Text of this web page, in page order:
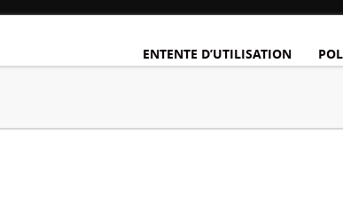
ENTENTE D’UTILISATION